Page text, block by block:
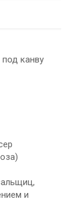
канву
и